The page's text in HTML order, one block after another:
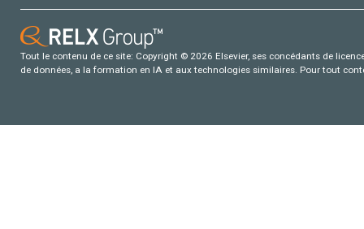
Tout le contenu de ce site: Copyright © 2026 Elsevier, ses concédants de
de données, a la formation en IA et aux technologies similaires. Pour tout